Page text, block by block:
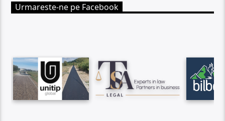
Urmareste-ne pe Facebook